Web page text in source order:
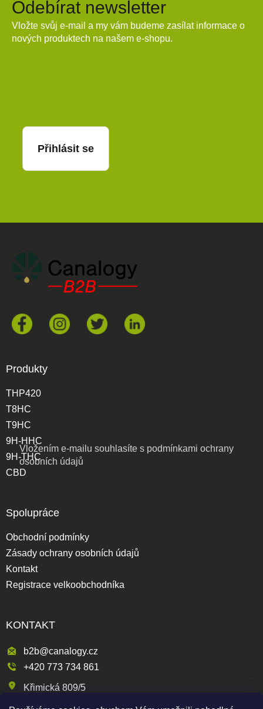
Odebírat newsletter
Vložte svůj e-mail a my vám budeme zasílat informace o
nových produktech na našem e-shopu.
Vložením e-mailu souhlasíte s podmínkami ochrany
osobních údajů
Přihlásit se
Produkty
THP420
T8HC
T9HC
9H-HHC
9H-THC
CBD
Spolupráce
Obchodní podmínky
Zásady ochrany osobních údajů
Kontakt
Registrace velkoobchodníka
KONTAKT
b2b@canalogy.cz
+420 773 734 861
Křimická 809/5
318 00 Plzeň 3-Skvrňany